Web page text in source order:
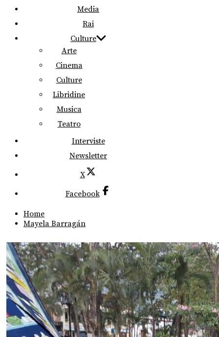
Media
Rai
Culture
Arte
Cinema
Culture
Libridine
Musica
Teatro
Interviste
Newsletter
X
Facebook
Home
Mayela Barragán